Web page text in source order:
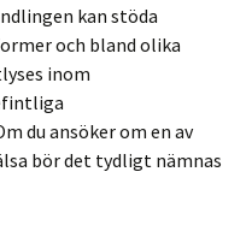
kan stöda
och bland olika
inom
du ansöker om en av
bör det tydligt nämnas